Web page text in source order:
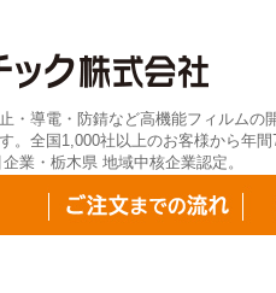
・導電・防錆など高機能フィルムの
。全国1,000社以上のお客様から年
業・栃木県 地域中核企業認定。